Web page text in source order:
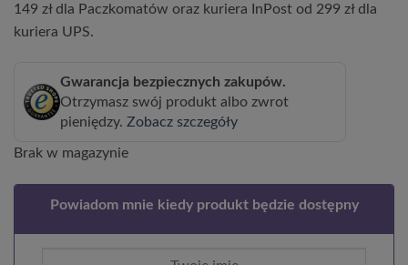
149 zł dla Paczkomatów oraz kuriera InPost od 299 zł dla
kuriera UPS.
Gwarancja bezpiecznych zakupów.
Otrzymasz swój produkt albo zwrot
pieniędzy. Zobacz szczegóły
Brak w magazynie
Powiadom mnie kiedy produkt będzie dostępny